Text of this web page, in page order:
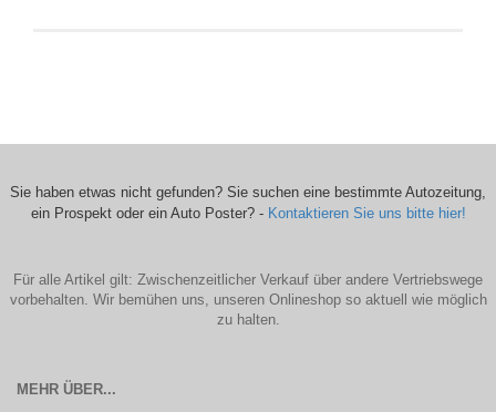
Sie haben etwas nicht gefunden? Sie suchen eine bestimmte Autozeitung,
ein Prospekt oder ein Auto Poster? - Kontaktieren Sie uns bitte hier!
Für alle Artikel gilt: Zwischenzeitlicher Verkauf über andere Vertriebswege
vorbehalten. Wir bemühen uns, unseren Onlineshop so aktuell wie möglich
zu halten.
MEHR ÜBER...